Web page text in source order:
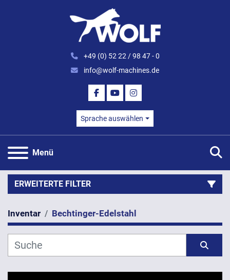
+49 (0) 52 22 / 98 47 - 0
info@wolf-machines.de
FACEBOOK
YOUTUBEINSTAGRAM
Sprache auswählen
Menü
ERWEITERTE FILTER
Kategorie
Hersteller
Inventar Bechtinger-Edelstahl